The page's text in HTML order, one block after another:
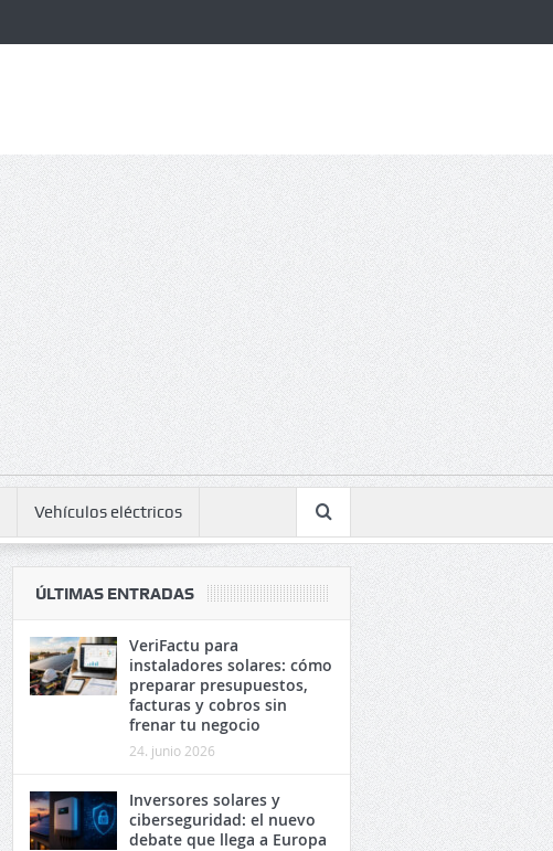
Vehículos eléctricos
ÚLTIMAS ENTRADAS
VeriFactu para
instaladores solares: cómo
preparar presupuestos,
facturas y cobros sin
frenar tu negocio
24. junio 2026
Inversores solares y
ciberseguridad: el nuevo
debate que llega a Europa